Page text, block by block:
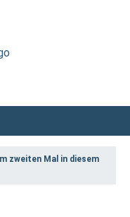
zweiten Mal in diesem